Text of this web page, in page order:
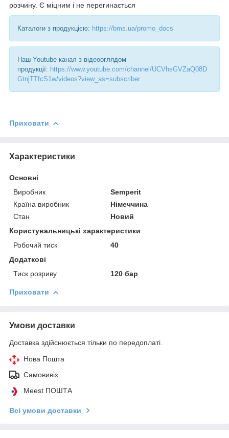
розчину. Є міцним і не перегинається
Каталоги з продукцією: https://bms.ua/promo_docs
Наш Youtube канал з відеооглядом
продукції: https://www.youtube.com/channel/UCVhsGVZaQ08D
GtnjTTfcS1w/videos?view_as=subscriber
Приховати
Характеристики
Основні
Виробник
Semperit
Країна виробник
Німеччина
Стан
Новий
Користувальницькі характеристики
Робочий тиск
40
Додаткові
Тиск розриву
120 бар
Приховати
Умови доставки
Доставка здійснюється тільки по передоплаті.
Нова Пошта
Самовивіз
Meest ПОШТА
Всі умови доставки